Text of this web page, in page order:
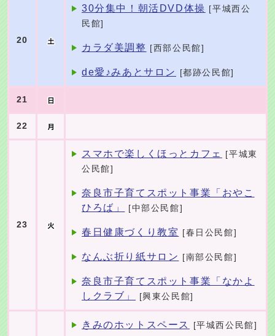
20
30分集中！朝活DVD体操 [平城西公
民館]
カラダ美調整 [西部公民館]
de愛♪みあとサロン [都跡公民館]
21
22
23
スマホで楽しくほっとカフェ
[平城東
公民館]
奈良市子育てスポット事業「おやこ
ひろば」
[中部公民館]
春日健康づくり教室 [春日公民館]
なんぶ折り紙サロン [南部公民館]
奈良市子育てスポット事業「なかよ
しクラブ」
[興東公民館]
きみのホットスペース [平城西公民館]